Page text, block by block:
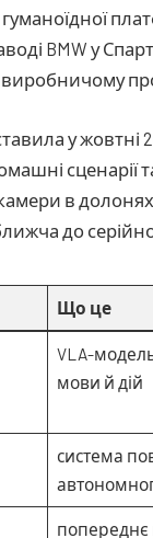
BMW у
у жовтні
в
до
Що це
VLA-
мови й дій
система
попереднє